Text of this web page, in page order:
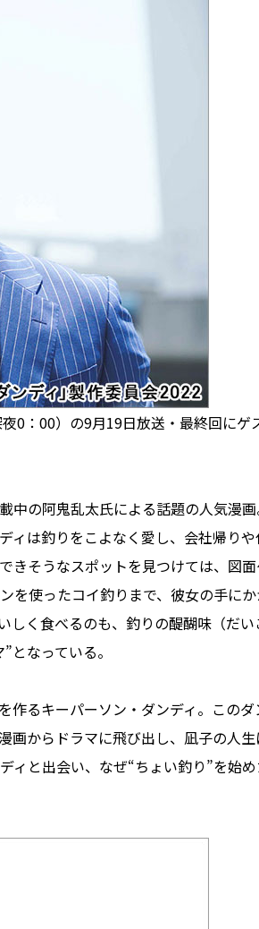
0：00）の9月19日放送・最終回にゲ
中の阿鬼乱太氏による話題の人気漫
ィは釣りをこよなく愛し、会社帰り
きそうなスポットを見つけては、図面
を使ったコイ釣りまで、彼女の手に
しく食べるのも、釣りの醍醐味（だい
なっている。
作るキーパーソン・ダンディ。このダ
画からドラマに飛び出し、凪子の人生
ィと出会い、なぜ“ちょい釣り”を始